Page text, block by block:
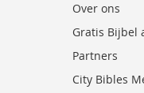
Over ons
Gratis Bijbel
Partners
City Bibles